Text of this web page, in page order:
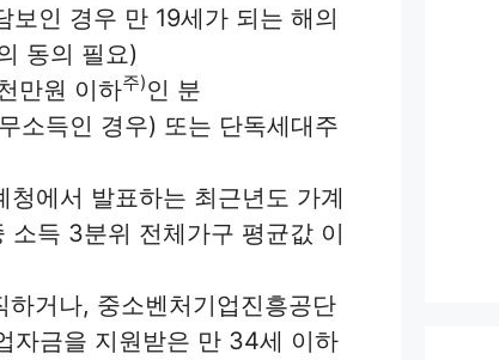
인 경우 만 19세가 되는 해의
동의 필요)
만원 이하주)인 분
소득인 경우) 또는 단독세대주
에서 발표하는 최근년도 가계
소득 3분위 전체가구 평균값 이
거나, 중소벤처기업진흥공단
자금을 지원받은 만 34세 이하